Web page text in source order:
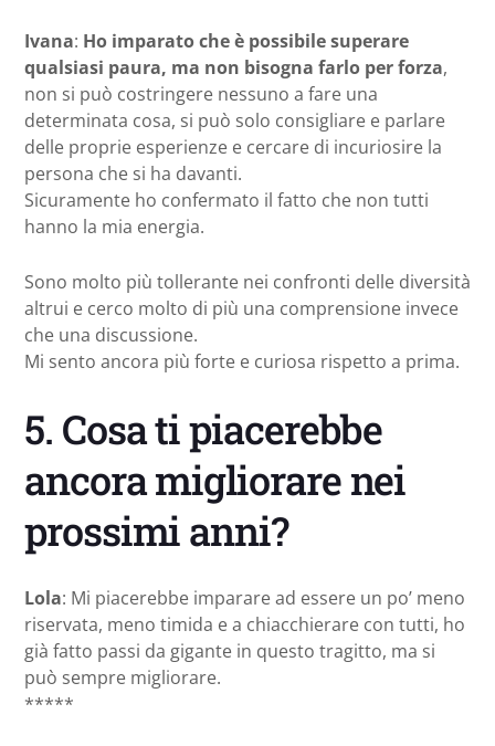
Ivana: Ho imparato che è possibile superare
qualsiasi paura, ma non bisogna farlo per forza,
non si può costringere nessuno a fare una
determinata cosa, si può solo consigliare e parlare
delle proprie esperienze e cercare di incuriosire la
persona che si ha davanti.
Sicuramente ho confermato il fatto che non tutti
hanno la mia energia.
Sono molto più tollerante nei confronti delle diversità
altrui e cerco molto di più una comprensione invece
che una discussione.
Mi sento ancora più forte e curiosa rispetto a prima.
5. Cosa ti piacerebbe
ancora migliorare nei
prossimi anni?
Lola: Mi piacerebbe imparare ad essere un po’ meno
riservata, meno timida e a chiacchierare con tutti, ho
già fatto passi da gigante in questo tragitto, ma si
può sempre migliorare.
*****